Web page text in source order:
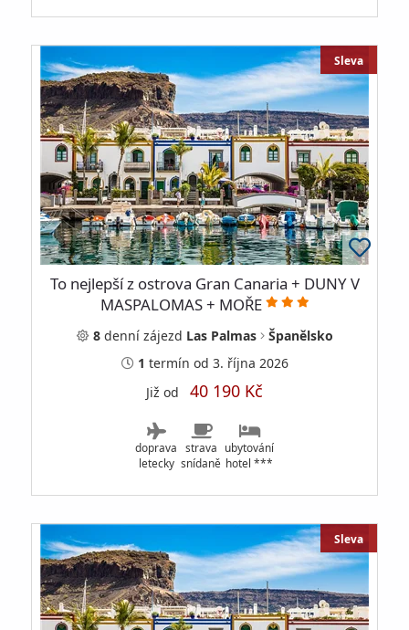
Sleva
To nejlepší z ostrova Gran Canaria + DUNY V
MASPALOMAS + MOŘE
8dennízájezd Las Palmas
Španělsko
1 termín od 3. října 2026
Již od 40 190 Kč
doprava
letecky
strava
snídaně
ubytování
hotel ***
Sleva